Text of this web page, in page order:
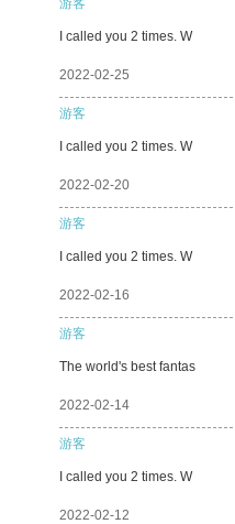
游客
I called you 2 times. W
2022-02-25
游客
I called you 2 times. W
2022-02-20
游客
I called you 2 times. W
2022-02-16
游客
The world's best fantas
2022-02-14
游客
I called you 2 times. W
2022-02-12